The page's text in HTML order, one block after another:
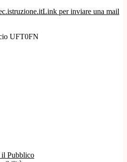
Link per inviare una mail
UFT0FN
Pubblico